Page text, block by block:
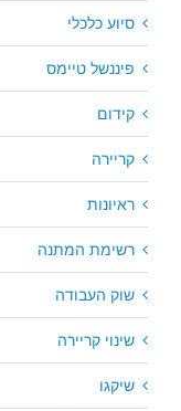
סיוע כלכלי
פיננשל טיימס
קידום
קריירה
ראיונות
רשימת המתנה
שוק העבודה
שינוי קריירה
שיקגו